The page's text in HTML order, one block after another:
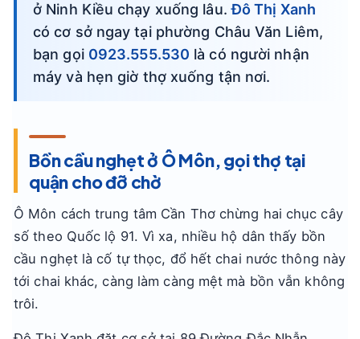
ở Ninh Kiều chạy xuống lâu.Đô Thị Xanh
có cơ sở ngay tại phường Châu Văn Liêm,
bạn gọi 0923.555.530 là có người nhận
máy và hẹn giờ thợ xuống tận nơi.
Bồn cầu nghẹt ở Ô Môn, gọi thợ tại
quận cho đỡ chờ
Ô Môn cách trung tâm Cần Thơ chừng hai chục cây
số theo Quốc lộ 91. Vì xa, nhiều hộ dân thấy bồn
cầu nghẹt là cố tự thọc, đổ hết chai nước thông này
tới chai khác, càng làm càng mệt mà bồn vẫn không
trôi.